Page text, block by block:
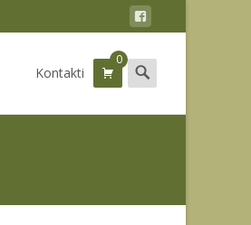
Kontakti
0 Search
for: